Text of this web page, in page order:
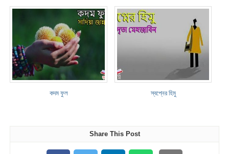
কদম ফুল স্বপ্নের হিমু
Share This Post